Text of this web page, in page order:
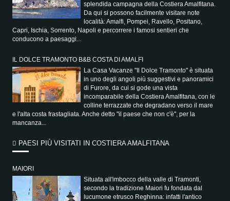
splendida campagna della Costiera Amalfitana.
Da qui si possono facilmente visitare note
località: Amalfi, Pompei, Ravello, Positano,
Capri, Ischia, Sorrento, Napoli e percorrere i famosi sentieri che
conducono a paesaggi...
IL DOLCE TRAMONTO B&B COSTA DI AMALFI
La Casa Vacanze "Il Dolce Tramonto" è situata
in uno degli angoli più suggestivi e panoramici
di Furore, da cui si gode una vista
incomparabile della Costiera Amalfitana, con le
colline terrazzate che degradano verso il mare
e l'alta costa frastagliata. Anche detto "il paese che non c'è", per la
mancanza...
PAESI PIÙ VISITATI IN COSTIERA AMALFITANA
MAIORI
Situata all'imbocco della valle di Tramonti,
secondo la tradizione Maiori fu fondata dal
lucumone etrusco Reghinna: infatti l'antico